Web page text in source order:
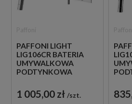
PAFFONI LIGHT
LIG106CR BATERIA
UMYWALKOWA
PODTYNKOWA
CHROM
1 005,00 zł szt.